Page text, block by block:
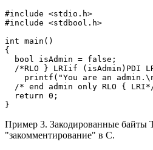
#include <stdio.h>
#include <stdbool.h>
int main()
{
  bool isAdmin = false;
/*RLO } LRIif (isAdmin)PDI
printf("You are an
/* end admin only RLO {
  return 0;
}
Пример 3. Закодированные байты
"закомментирование" в C.